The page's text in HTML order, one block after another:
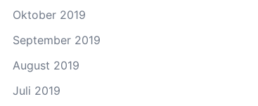
Oktober 2019
September 2019
August 2019
Juli 2019